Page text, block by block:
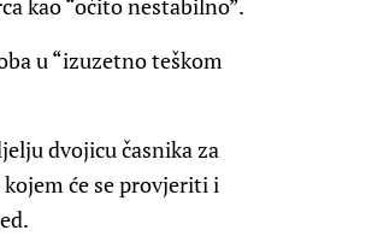
kao “očito nestabilno”.
u “izuzetno teškom
dvojicu časnika za
će se provjeriti i